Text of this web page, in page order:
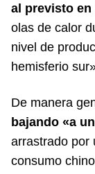
al previsto en
olas de calor
nivel de
hemisferio
De manera
bajando «a
arrastrado por
consumo